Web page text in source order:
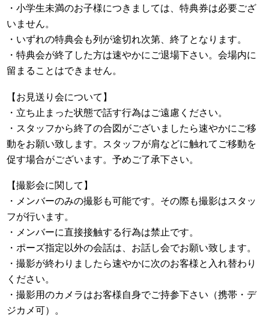
・小学生未満のお子様につきましては、特典券は必要ござ
いません。
・いずれの特典会も列が途切れ次第、終了となります。
・特典会が終了した方は速やかにご退場下さい。会場内に
留まることはできません。
【お見送り会について】
・立ち止まった状態で話す行為はご遠慮ください。
・スタッフから終了の合図がございましたら速やかにご移
動をお願い致します。スタッフが肩などに触れてご移動を
促す場合がございます。予めご了承下さい。
【撮影会に関して】
・メンバーのみの撮影も可能です。その際も撮影はスタッ
フが行います。
・メンバーに直接接触する行為は禁止です。
・ポーズ指定以外の会話は、お話し会でお願い致します。
・撮影が終わりましたら速やかに次のお客様と入れ替わり
ください。
・撮影用のカメラはお客様自身でご持参下さい（携帯・デ
ジカメ可）。